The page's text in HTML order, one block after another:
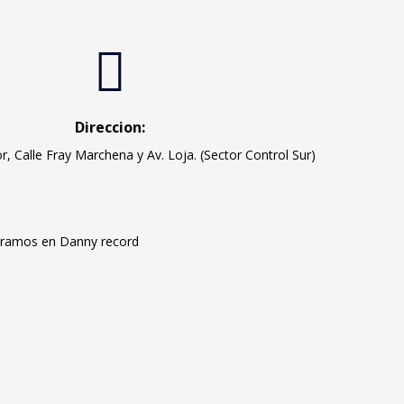
Direccion:
Calle Fray Marchena y Av. Loja. (Sector Control Sur)
en Danny record